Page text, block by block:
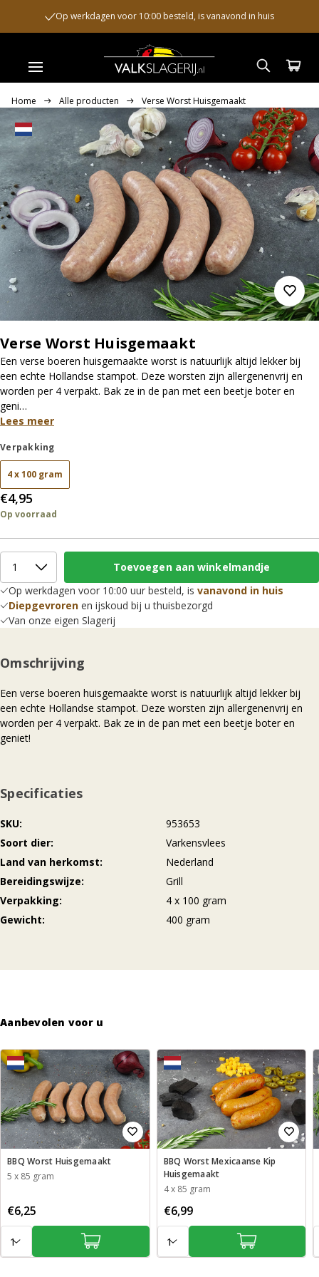
Op werkdagen voor 10:00 besteld, is vanavond in huis
Home Alle producten Verse Worst Huisgemaakt
Verse Worst Huisgemaakt
Een verse boeren huisgemaakte worst is natuurlijk altijd lekker bij
een echte Hollandse stampot. Deze worsten zijn allergenenvrij en
worden per 4 verpakt. Bak ze in de pan met een beetje boter en
geni…
Lees meer
Verpakking
4 x 100 gram
€4,95
Op voorraad
Op werkdagen voor 10:00 uur besteld, is vanavond in huis
Diepgevroren en ijskoud bij u thuisbezorgd
Van onze eigen Slagerij
Omschrijving
Een verse boeren huisgemaakte worst is natuurlijk altijd lekker bij
een echte Hollandse stampot. Deze worsten zijn allergenenvrij en
worden per 4 verpakt. Bak ze in de pan met een beetje boter en
geniet!
Specificaties
SKU
953653
Soort dier
Varkensvlees
Land van herkomst
Nederland
Bereidingswijze
Grill
Verpakking
4 x 100 gram
Gewicht
400 gram
Aanbevolen voor u
BBQ Worst Huisgemaakt
5 x 85 gram
€6,25
BBQ Worst Mexicaanse Kip
Huisgemaakt
4 x 85 gram
€6,99